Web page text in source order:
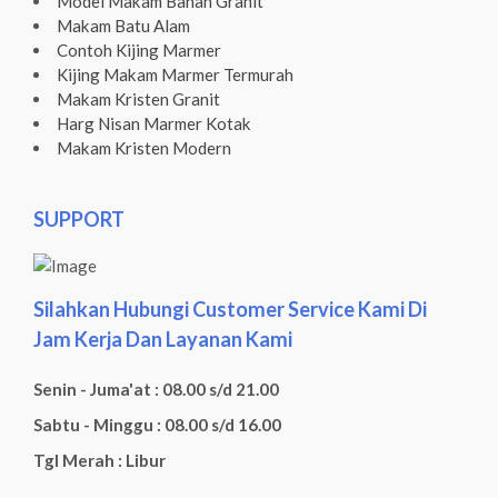
Makam Batu Alam
Contoh Kijing Marmer
Kijing Makam Marmer Termurah
Makam Kristen Granit
Harg Nisan Marmer Kotak
Makam Kristen Modern
SUPPORT
Silahkan Hubungi Customer Service Kami Di
Jam Kerja Dan Layanan Kami
Senin - Juma'at : 08.00 s/d 21.00
Sabtu - Minggu : 08.00 s/d 16.00
Tgl Merah : Libur